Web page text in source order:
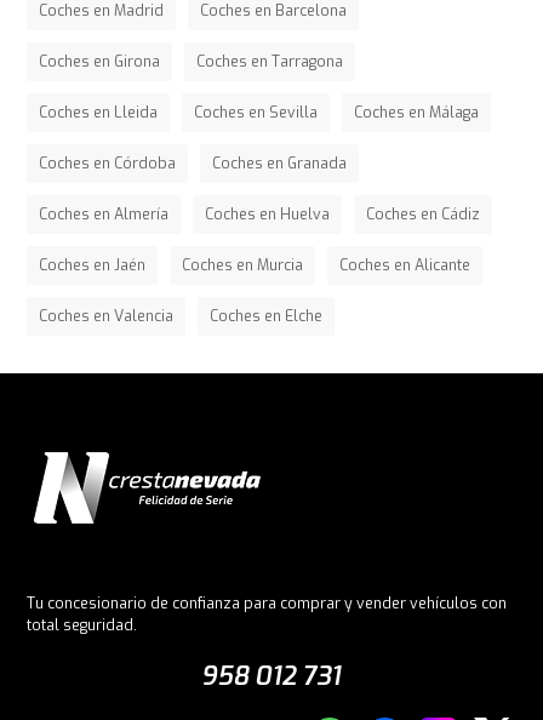
Coches en Madrid Coches en Barcelona
Coches en Girona Coches en Tarragona
Coches en Lleida Coches en Sevilla Coches en Málaga
Coches en Córdoba Coches en Granada
Coches en Almería Coches en Huelva Coches en Cádiz
Coches en Jaén Coches en Murcia Coches en Alicante
Coches en Valencia Coches en Elche
Tu concesionario de confianza para comprar y vender vehículos con
total seguridad.
958 012 731